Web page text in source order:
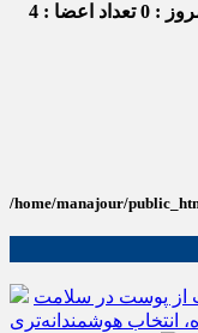
: 0
تعداد اعضا : 4
/home/manajour/
از پوست در سلامت
انتخاب هوشمندانه‌تری